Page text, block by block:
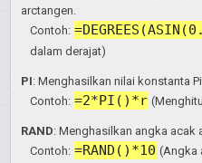
arctangen.
Contoh:
dalam derajat)
PI: Menghasilkan nilai konstanta Pi
Contoh: =2*PI()*r
RAND: Menghasilkan angka acak
Contoh: =RAND()*10 (Angka